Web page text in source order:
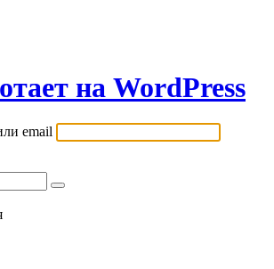
на WordPress
email